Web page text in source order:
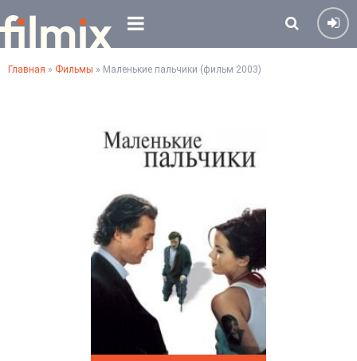
Главная » Фильмы » Маленькие пальчики (фильм 2003)